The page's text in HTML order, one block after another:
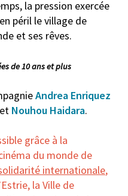
la pression exercée
péril le village de
et ses rêves.
de 10 ans et plus
Andrea Enriquez
et Nouhou Haidara.
grâce à la
du monde de
internationale,
la Ville de